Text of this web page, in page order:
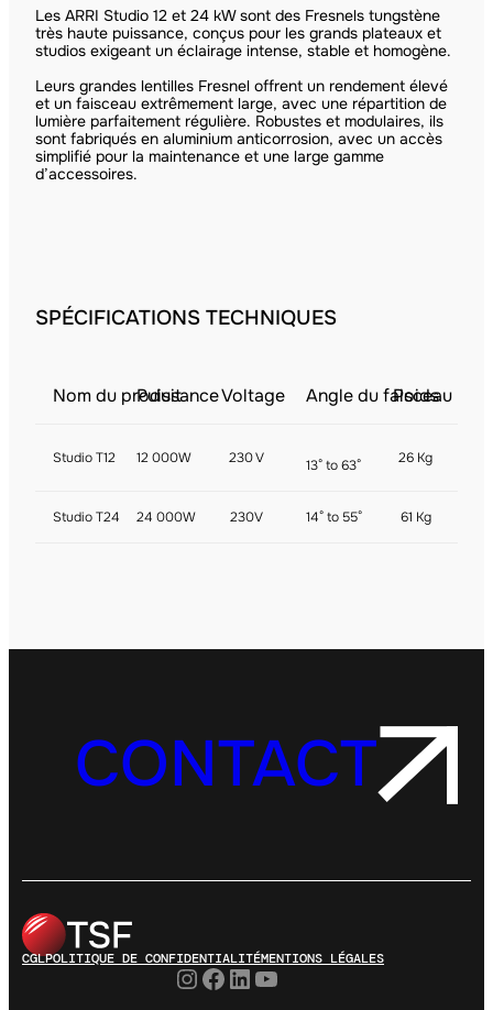
Les ARRI Studio 12 et 24 kW sont des Fresnels tungstène
très haute puissance, conçus pour les grands plateaux et
studios exigeant un éclairage intense, stable et homogène.
Leurs grandes lentilles Fresnel offrent un rendement élevé
et un faisceau extrêmement large, avec une répartition de
lumière parfaitement régulière. Robustes et modulaires, ils
sont fabriqués en aluminium anticorrosion, avec un accès
simplifié pour la maintenance et une large gamme
d’accessoires.
SPÉCIFICATIONS TECHNIQUES
Nom du produit
PuissanceVoltage Angle du faisceau
Poids
Studio T12 12 000W 230 V 13° to 63° 26 Kg
Studio T24 24 000W 230V 14° to 55° 61 Kg
CONTACT
CGLPOLITIQUE DE CONFIDENTIALITÉMENTIONS LÉGALES
Instagram
Facebook
LinkedIn
YouTube